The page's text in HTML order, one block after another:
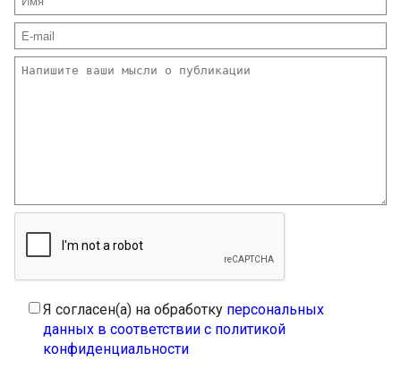
Я согласен(а) на обработку персональных
данных в соответствии с политикой
конфиденциальности